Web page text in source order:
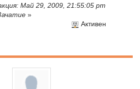
Май 29, 2009, 21:55:05 pm
»
Активен